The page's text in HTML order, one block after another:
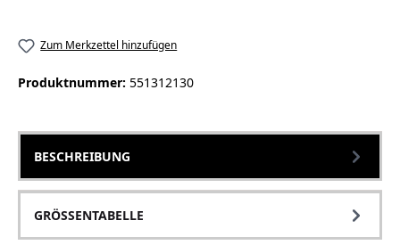
Zum Merkzettel hinzufügen
Produktnummer: 551312130
BESCHREIBUNG
GRÖSSENTABELLE